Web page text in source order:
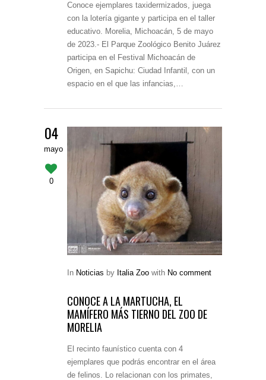
Conoce ejemplares taxidermizados, juega
con la lotería gigante y participa en el taller
educativo. Morelia, Michoacán, 5 de mayo
de 2023.- El Parque Zoológico Benito Juárez
participa en el Festival Michoacán de
Origen, en Sapichu: Ciudad Infantil, con un
espacio en el que las infancias,…
04
mayo
0
In Noticias by Italia Zoo with No comment
CONOCE A LA MARTUCHA, EL
MAMÍFERO MÁS TIERNO DEL ZOO DE
MORELIA
El recinto faunístico cuenta con 4
ejemplares que podrás encontrar en el área
de felinos. Lo relacionan con los primates,